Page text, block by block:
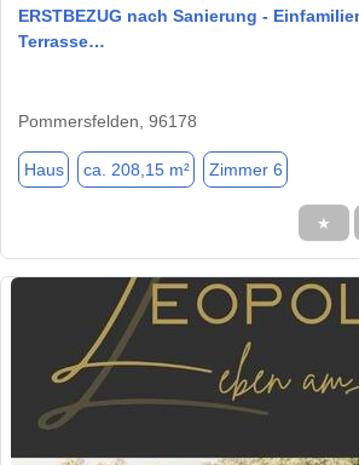
ERSTBEZUG nach Sanierung -
Terrasse…
Pommersfelden, 96178
Haus ca. 208,15 m² Zimmer 6
★